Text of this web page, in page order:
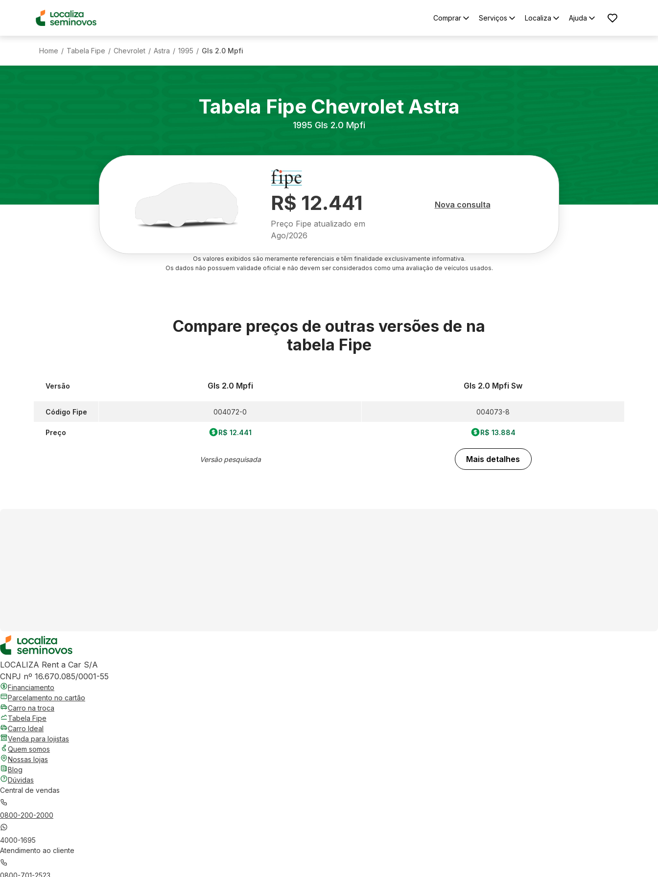
Comprar Serviços Localiza Ajuda
Home / Tabela Fipe / Chevrolet / Astra / 1995 / Gls 2.0 Mpfi
Tabela Fipe Chevrolet Astra
1995 Gls 2.0 Mpfi
R$ 12.441
Preço Fipe atualizado em
Ago/2026
Nova consulta
Os valores exibidos são meramente referenciais e têm finalidade exclusivamente informativa.
Os dados não possuem validade oficial e não devem ser considerados como uma avaliação de veículos usados.
Compare preços de outras versões de na
tabela Fipe
Versão
Código Fipe
Preço
Gls 2.0 Mpfi
004072-0
R$ 12.441
Versão pesquisada
Gls 2.0 Mpfi Sw
004073-8
R$ 13.884
Mais detalhes
LOCALIZA Rent a Car S/A
CNPJ nº 16.670.085/0001-55
Financiamento
Parcelamento no cartão
Carro na troca
Tabela Fipe
Carro Ideal
Venda para lojistas
Quem somos
Nossas lojas
Blog
Dúvidas
Central de vendas
0800-200-2000
4000-1695
Atendimento ao cliente
0800-701-2523